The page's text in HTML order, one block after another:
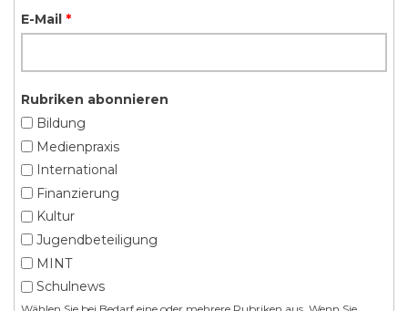
E-Mail *
Rubriken abonnieren
Bildung
Medienpraxis
International
Finanzierung
Kultur
Jugendbeteiligung
MINT
Schulnews